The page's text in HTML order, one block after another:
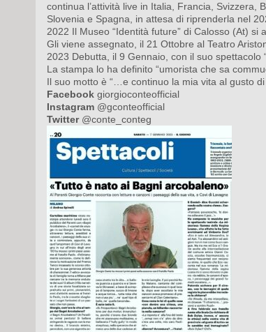
continua l’attività live in Italia, Francia, Svizzera,
Slovenia e Spagna, in attesa di riprenderla nel
2022 Il Museo “Identità future” di Calosso (At)
Gli viene assegnato, il 21 Ottobre al Teatro
2023 Debutta, il 9 Gennaio, con il suo spettacolo
La stampa lo ha definito “umorista che sa
Il suo motto è “…e continuo la mia vita al gusto
Facebookgiorgioconteofficial
Instagram@gconteofficial
Twitter@conte_conteg